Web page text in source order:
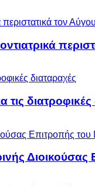
τις
Διοικούσας